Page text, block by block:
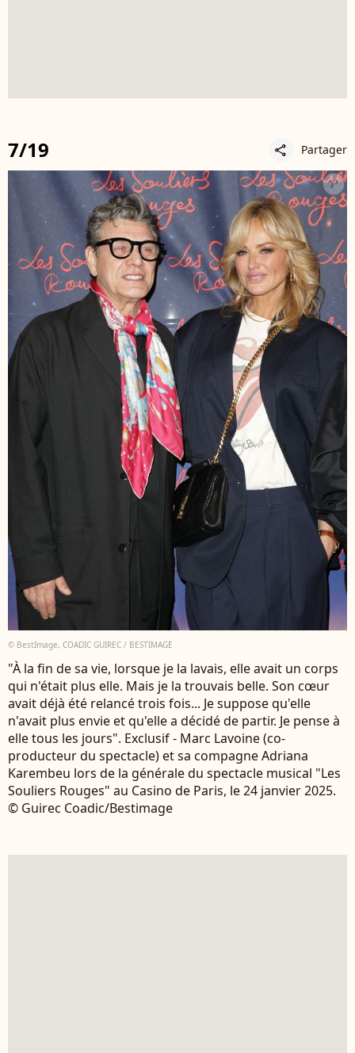
7/19 share Partager
© BestImage, COADIC GUIREC / BESTIMAGE
"À la fin de sa vie, lorsque je la lavais, elle avait un corps
qui n'était plus elle. Mais je la trouvais belle. Son cœur
avait déjà été relancé trois fois... Je suppose qu'elle
n'avait plus envie et qu'elle a décidé de partir. Je pense à
elle tous les jours". Exclusif - Marc Lavoine (co-
producteur du spectacle) et sa compagne Adriana
Karembeu lors de la générale du spectacle musical "Les
Souliers Rouges" au Casino de Paris, le 24 janvier 2025.
© Guirec Coadic/Bestimage